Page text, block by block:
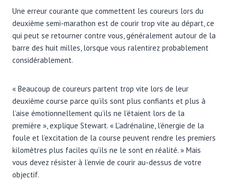
Une erreur courante que commettent les coureurs lors du
deuxième semi-marathon est de courir trop vite au départ, ce
qui peut se retourner contre vous, généralement autour de la
barre des huit milles, lorsque vous ralentirez probablement
considérablement.
« Beaucoup de coureurs partent trop vite lors de leur
deuxième course parce qu’ils sont plus confiants et plus à
l’aise émotionnellement qu’ils ne l’étaient lors de la
première », explique Stewart. « L’adrénaline, l’énergie de la
foule et l’excitation de la course peuvent rendre les premiers
kilomètres plus faciles qu’ils ne le sont en réalité. » Mais
vous devez résister à l’envie de courir au-dessus de votre
objectif.